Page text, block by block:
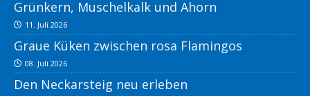
Grünkern, Muschelkalk und Ahorn
11. Juli 2026
Graue Küken zwischen rosa Flamingos
08. Juli 2026
Den Neckarsteig neu erleben